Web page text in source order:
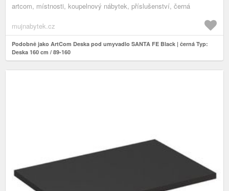
artcom, místnosti, koupelnový nábytek, příslušenství, černá
mujnabytek.cz
Podobně jako ArtCom Deska pod umyvadlo SANTA FE Black | černá Typ:
Deska 160 cm / 89-160